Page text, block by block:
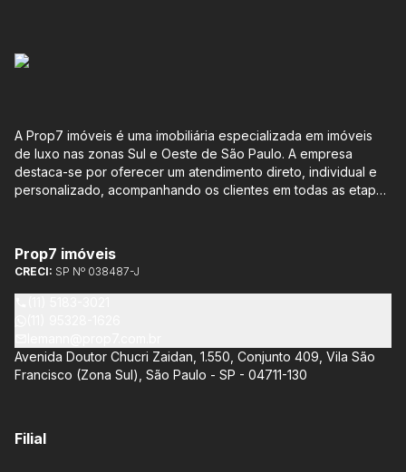
A Prop7 imóveis é uma imobiliária especializada em imóveis
de luxo nas zonas Sul e Oeste de São Paulo. A empresa
destaca-se por oferecer um atendimento direto, individual e
personalizado, acompanhando os clientes em todas as etapas
Lemann Imóveis, destaca-se o Isla by Cyrela, localizado em
Santo Amaro, que oferece apartamentos de 113 m² e 136 m²,
com opções de 3 ou 4 quartos e até 3 suítes. Esses imóveis
estão situados próximos ao Metrô e à Marginal Pinheiros,
Prop7 imóveis
CRECI: SP Nº 038487-J
Avenida Doutor Chucri Zaidan, 1.550, Conjunto 409, Vila São
Francisco (Zona Sul), São Paulo - SP - 04711-130
Filial